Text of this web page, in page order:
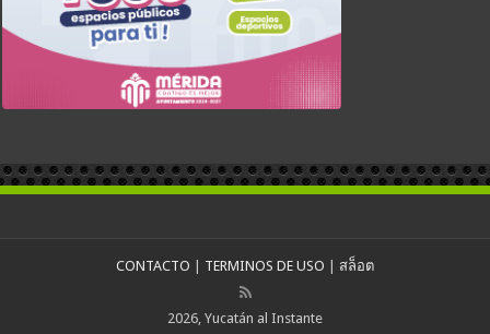
CONTACTO TERMINOS DE USO สล็อต
2026, Yucatán al Instante